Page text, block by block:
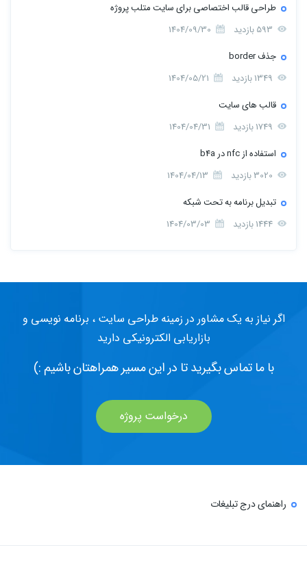
طراحی قالب اختصاصی برای سایت متلب پروژه
جذف border
قالب های سایت
استفاده از nfc در b4a
تبدیل برنامه به تحت شبکه
اگر نیاز به یک مشاور در زمینه طراحی سایت ، برنامه نویسی و
بازاریابی الکترونیکی دارید
با ما تماس بگیرید تا در این مسیر همراهتان باشیم :)
درخواست پروژه
راهنمای درج تبلیغات